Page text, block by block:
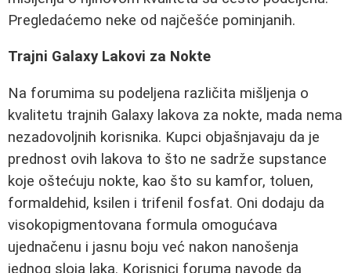
Pregledaćemo neke od najčešće pominjanih.
Trajni Galaxy Lakovi za Nokte
Na forumima su podeljena različita mišljenja o
kvalitetu trajnih Galaxy lakova za nokte, mada nema
nezadovoljnih korisnika. Kupci objašnjavaju da je
prednost ovih lakova to što ne sadrže supstance
koje oštećuju nokte, kao što su kamfor, toluen,
formaldehid, ksilen i trifenil fosfat. Oni dodaju da
visokopigmentovana formula omogućava
ujednačenu i jasnu boju već nakon nanošenja
jednog sloja laka. Korisnici foruma navode da